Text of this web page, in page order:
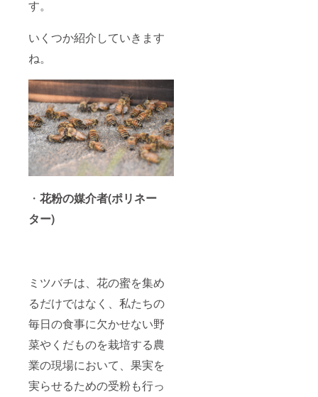
す。
いくつか紹介していきます
ね。
・ 花粉の媒介者(ポリネー
ター)
ミツバチは、花の蜜を集め
るだけではなく、私たちの
毎日の食事に欠かせない野
菜やくだものを栽培する農
業の現場において、果実を
実らせるための受粉も行っ